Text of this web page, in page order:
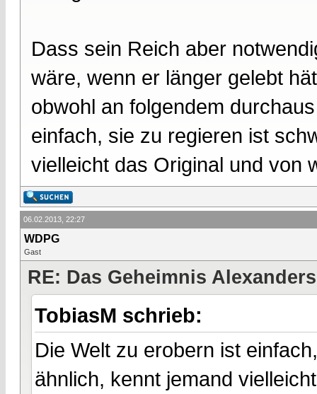
Dass sein Reich aber
wäre, wenn er länger gelebt
obwohl an folgendem
einfach, sie zu regieren ist
vielleicht das Original und von
06.02.2013, 22:27
WDPG
Gast
RE: Das Geheimnis Alexanders
TobiasM schrieb:
Die Welt zu erobern ist
ähnlich, kennt jemand